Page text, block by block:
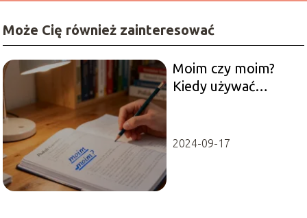
Może Cię również zainteresować
Moim czy moim?
Kiedy używać
2024-09-17